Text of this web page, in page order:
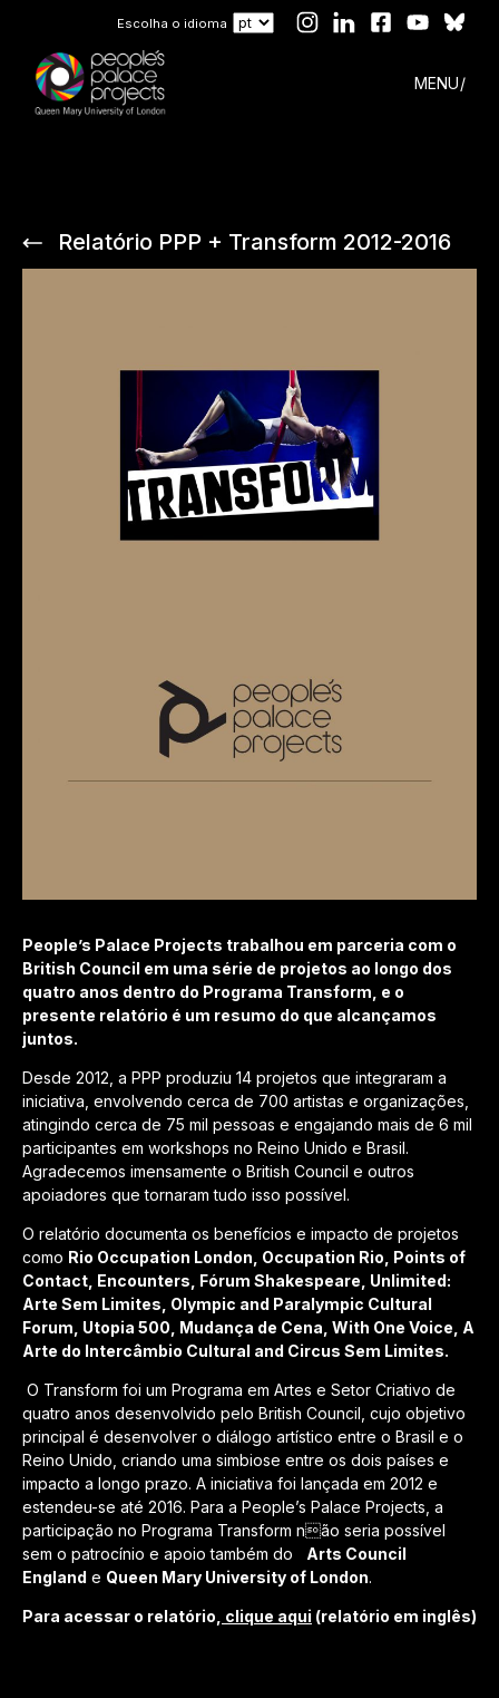
Escolha o idioma
MENU
Relatório PPP + Transform 2012-2016
People’s Palace Projects trabalhou em parceria com o
British Council em uma série de projetos ao longo dos
quatro anos dentro do Programa Transform, e o
presente relatório é um resumo do que alcançamos
juntos.
Desde 2012, a PPP produziu 14 projetos que integraram a
iniciativa, envolvendo cerca de 700 artistas e organizações,
atingindo cerca de 75 mil pessoas e engajando mais de 6 mil
participantes em workshops no Reino Unido e Brasil.
Agradecemos imensamente o British Council e outros
apoiadores que tornaram tudo isso possível.
O relatório documenta os benefícios e impacto de projetos
como Rio Occupation London, Occupation Rio, Points of
Contact, Encounters, Fórum Shakespeare, Unlimited:
Arte Sem Limites, Olympic and Paralympic Cultural
Forum, Utopia 500, Mudança de Cena, With One Voice, A
Arte do Intercâmbio Cultural and Circus Sem Limites.
O Transform foi um Programa em Artes e Setor Criativo de
quatro anos desenvolvido pelo British Council, cujo objetivo
principal é desenvolver o diálogo artístico entre o Brasil e o
Reino Unido, criando uma simbiose entre os dois países e
impacto a longo prazo. A iniciativa foi lançada em 2012 e
estendeu-se até 2016. Para a People’s Palace Projects, a
participação no Programa Transform não seria possível
sem o patrocínio e apoio também do Arts Council
England e Queen Mary University of London.
Para acessar o relatório, clique aqui (relatório em inglês)